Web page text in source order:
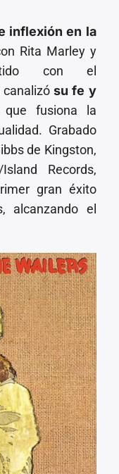
inflexión en la
Rita Marley y
con el
canalizósu fe y
fusiona la
Grabado
de Kingston,
Records,
gran éxito
alcanzando el